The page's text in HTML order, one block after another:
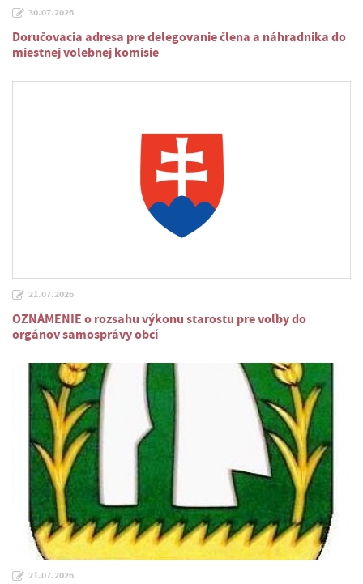
30.07.2026
Doručovacia adresa pre delegovanie člena a náhradnika do
miestnej volebnej komisie
21.07.2026
OZNÁMENIE o rozsahu výkonu starostu pre voľby do
orgánov samosprávy obcí
21.07.2026